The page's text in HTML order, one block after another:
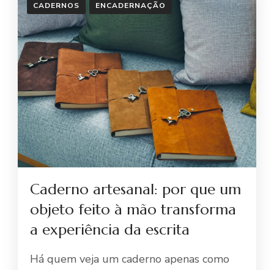
CADERNOS ENCADERNAÇÃO
Caderno artesanal: por que um
objeto feito à mão transforma
a experiência da escrita
Há quem veja um caderno apenas como